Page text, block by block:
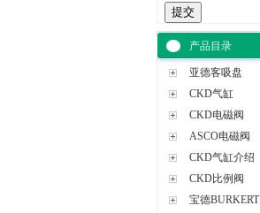
产品目录
亚德客吸盘
CKD气缸
CKD电磁阀
ASCO电磁阀
CKD气缸介绍
CKD比例阀
宝德BURKERT